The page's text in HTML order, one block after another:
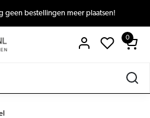
geen bestellingen meer plaatsen!
0